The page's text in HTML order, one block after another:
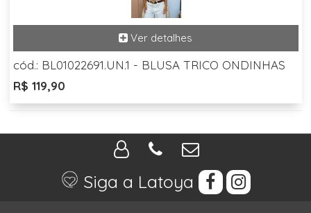
cód.: BL01022691.UN.1 - BLUSA TRICO ONDINHAS
R$ 119,90
Siga a Latoya